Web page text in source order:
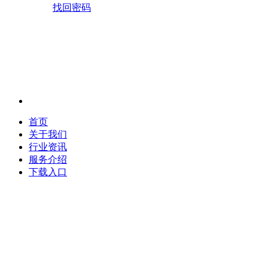
找回密码
首页
关于我们
行业资讯
服务介绍
下载入口